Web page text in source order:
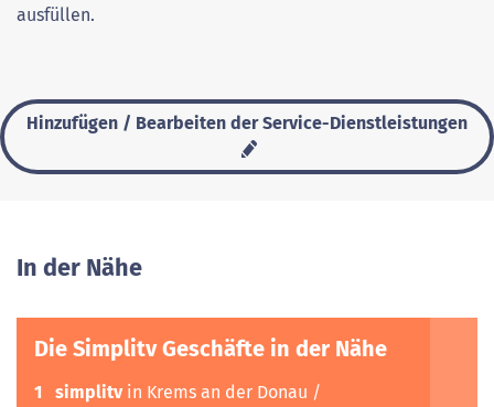
ausfüllen.
Hinzufügen / Bearbeiten der Service-Dienstleistungen
In der Nähe
Die Simplitv Geschäfte in der Nähe
1 simplitvin Krems an der Donau /